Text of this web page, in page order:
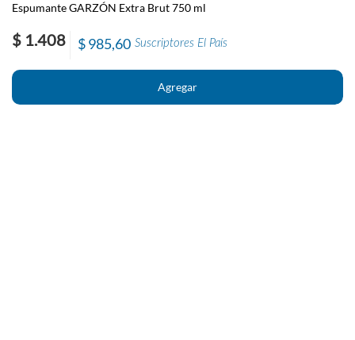
Espumante GARZÓN Extra Brut 750 ml
$ 1.408 Suscriptores El País
$ 985,60